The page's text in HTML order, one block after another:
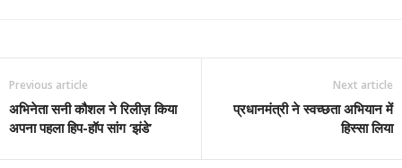
Previous article
अभिनेता सनी कौशल ने रिलीज़ किया
अपना पहला हिप-हॉप सांग ‘झंडे’
Next article
प्रधानमंत्री ने स्वच्छता अभियान में
हिस्सा लिया